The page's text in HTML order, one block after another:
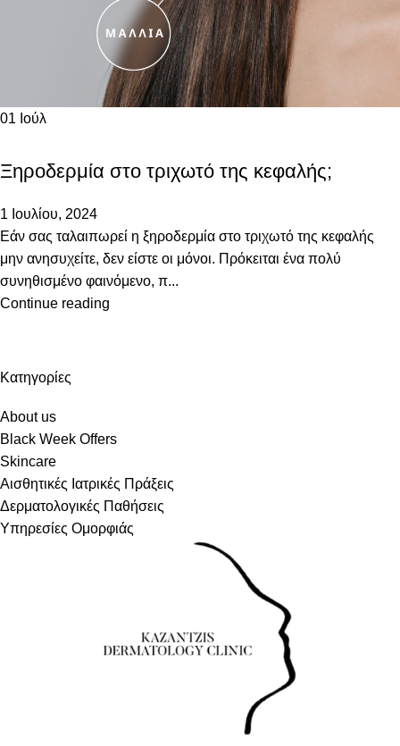
01 Ιούλ
Ξηροδερμία στο τριχωτό της κεφαλής;
1 Ιουλίου, 2024
Εάν σας ταλαιπωρεί η ξηροδερμία στο τριχωτό της κεφαλής
μην ανησυχείτε, δεν είστε οι μόνοι. Πρόκειται ένα πολύ
συνηθισμένο φαινόμενο, π...
Continue reading
Kατηγορίες
About us
Black Week Offers
Skincare
Αισθητικές Ιατρικές Πράξεις
Δερματολογικές Παθήσεις
Υπηρεσίες Ομορφιάς